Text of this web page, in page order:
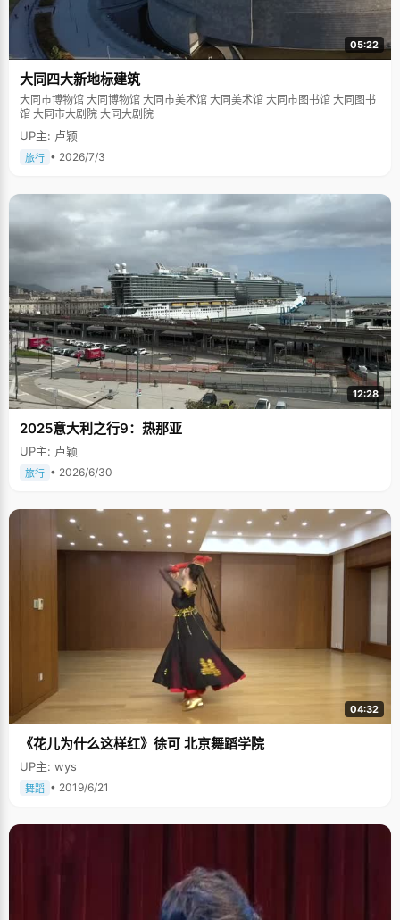
05:22
大同四大新地标建筑
大同市博物馆 大同博物馆 大同市美术馆 大同美术馆 大同市图书馆 大同图书
馆 大同市大剧院 大同大剧院
UP主: 卢颖
旅行 • 2026/7/3
12:28
2025意大利之行9：热那亚
UP主: 卢颖
旅行 • 2026/6/30
04:32
《花儿为什么这样红》徐可 北京舞蹈学院
UP主: wys
舞蹈 • 2019/6/21